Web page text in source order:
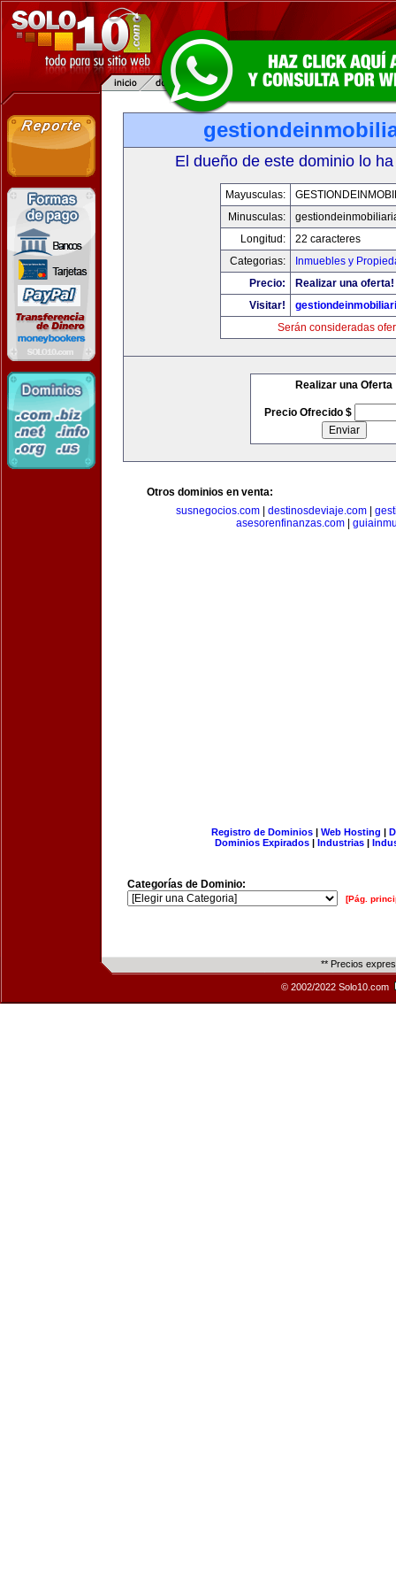
El dueño de este dominio lo
Mayusculas:
Minusculas:
Longitud:
22 caracteres
Categorias:
Inmuebles y
Precio:
Realizar una oferta!
Visitar!
Serán consideradas
Realizar una Oferta
Precio Ofrecido $
Otros dominios en venta:
susnegocios.com| destinosdeviaje.com|
asesorenfinanzas.com|
Registro de Dominios| Web Hosting |
Dominios Expirados | Industrias |
Categorías de Dominio:
[Pág.
** Precios
© 2002/2022 Solo10.com